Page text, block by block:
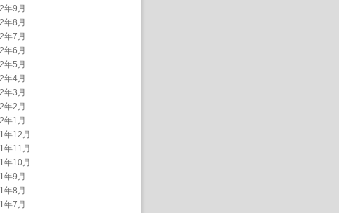
年9月
年8月
年7月
年6月
年5月
年4月
年3月
年2月
年1月
年12月
年11月
年10月
年9月
年8月
年7月